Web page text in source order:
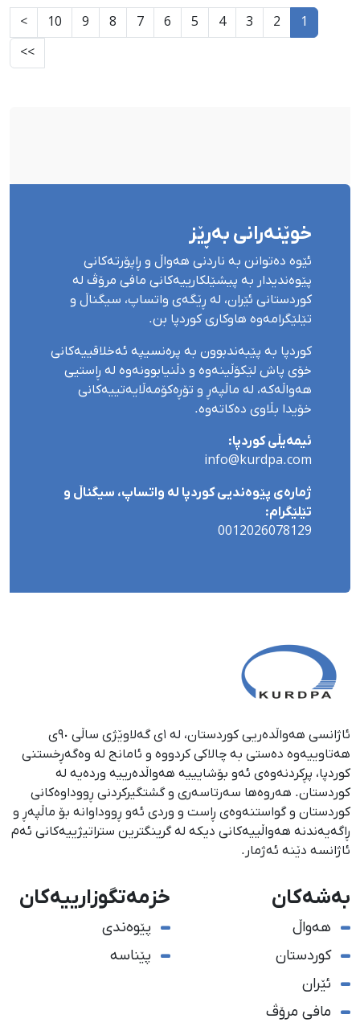
1
2
3
4
5
6
7
8
9
10
>
>>
خوێنەرانی بەڕێز
ئێوە دەتوانن بە ناردنی هەواڵ و ڕاپۆرتەکانی
پێوەندیدار بە پیشێلکارییەکانی مافی مرۆڤ لە
کوردستانی ئێران، لە ڕێگەی واتساپ، سیگناڵ و
تێلێگرامەوە هاوکاری کوردپا بن.
کوردپا بە پێبەندبوون بە پرەنسیپە ئەخلاقییەکانی
خۆی پاش لێکۆڵینەوە و دڵنیابوونەوە لە ڕاستیی
هەواڵەکە، لە ماڵپەڕ و تۆڕەکۆمەڵایەتییەکانی
خۆیدا بڵاوی دەکاتەوە.
ئیمەیڵی کوردپا:
info@kurdpa.com
ژمارەی پێوەندیی کوردپا لە واتساپ، سیگناڵ و
تێلێگرام:
0012026078129
ئاژانسی هەواڵدەریی کوردستان، لە ١ی گەلاوێژی ساڵی ٩٠ی
هەتاوییەوە دەستی بە چالاکی کردووە و ئامانج لە وەگەڕخستنی
كوردپا، پڕكردنەوەی ئەو بۆشایییە هەواڵدەرییە وردەیە لە
كوردستان. هەروەها سەرتاسەری و گشتگیركردنی ڕووداوەكانی
كوردستان و گواستنەوەی ڕاست و وردی ئەو ڕووداوانە بۆ ماڵپەڕ و
ڕاگەیەندنە هەواڵییەكانی دیكە لە گرینگترین ستراتیژییەكانی ئەم
ئاژانسە دێنە ئەژمار.
بەشەکان
هەواڵ
کوردستان
ئێران
مافی مرۆڤ
خزمەتگوزارییەکان
پێوەندی
پێناسە